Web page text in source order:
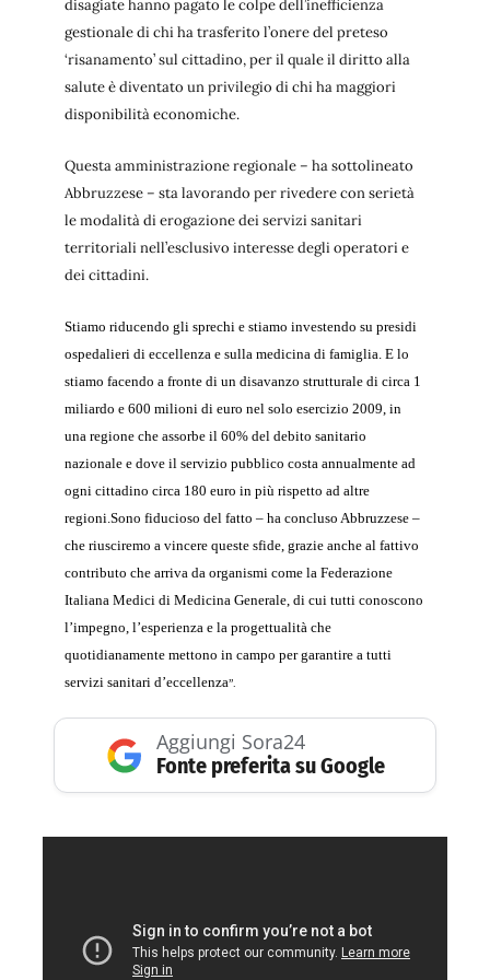
disagiate hanno pagato le colpe dell’inefficienza
gestionale di chi ha trasferito l’onere del preteso
‘risanamento’ sul cittadino, per il quale il diritto alla
salute è diventato un privilegio di chi ha maggiori
disponibilità economiche.
Questa amministrazione regionale – ha sottolineato
Abbruzzese – sta lavorando per rivedere con serietà
le modalità di erogazione dei servizi sanitari
territoriali nell’esclusivo interesse degli operatori e
dei cittadini.
Stiamo riducendo gli sprechi e stiamo investendo su presidi
ospedalieri di eccellenza e sulla medicina di famiglia. E lo
stiamo facendo a fronte di un disavanzo strutturale di circa 1
miliardo e 600 milioni di euro nel solo esercizio 2009, in
una regione che assorbe il 60% del debito sanitario
nazionale e dove il servizio pubblico costa annualmente ad
ogni cittadino circa 180 euro in più rispetto ad altre
regioni.Sono fiducioso del fatto – ha concluso Abbruzzese –
che riusciremo a vincere queste sfide, grazie anche al fattivo
contributo che arriva da organismi come la Federazione
Italiana Medici di Medicina Generale, di cui tutti conoscono
l’impegno, l’esperienza e la progettualità che
quotidianamente mettono in campo per garantire a tutti
servizi sanitari d’eccellenza”.
Aggiungi Sora24
Fonte preferita su Google